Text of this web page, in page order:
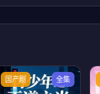
国产剧 全集